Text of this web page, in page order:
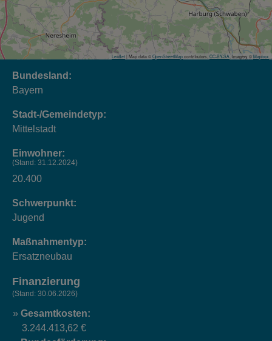
Leaflet | Map data © OpenStreetMap contributors, CC-BY-SA, Imagery © Mapbox
Bundesland:
Bayern
Stadt-/Gemeindetyp:
Mittelstadt
Einwohner:
(Stand: 31.12.2024)
20.400
Schwerpunkt:
Jugend
Maßnahmentyp:
Ersatzneubau
Finanzierung
(Stand: 30.06.2026)
Gesamtkosten:
3.244.413,62 €